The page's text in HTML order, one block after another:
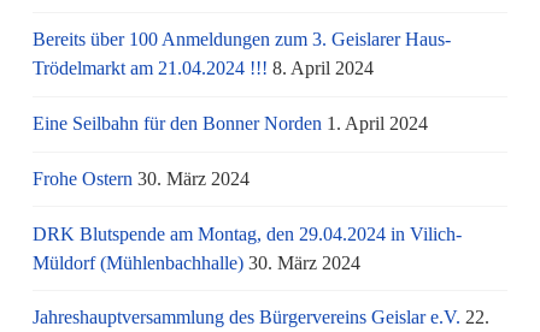
Bereits über 100 Anmeldungen zum 3. Geislarer Haus-
Trödelmarkt am 21.04.2024 !!! 8. April 2024
Eine Seilbahn für den Bonner Norden 1. April 2024
Frohe Ostern 30. März 2024
DRK Blutspende am Montag, den 29.04.2024 in Vilich-
Müldorf (Mühlenbachhalle) 30. März 2024
Jahreshauptversammlung des Bürgervereins Geislar e.V. 22.